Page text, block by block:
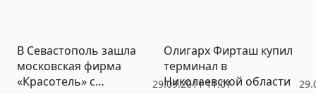
29.09.2011 11:01
В Севастополь зашла
московская фирма
«Красотель» с
Олигарх Фирташ купил
терминал в
Николаевской области